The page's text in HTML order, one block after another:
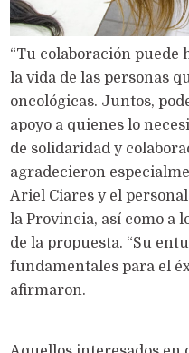
“Tu colaboración
la vida de las personas
oncológicas. Juntos,
apoyo a quienes lo
de solidaridad y
agradecieron
Ariel Ciares y el
la Provincia, así como a
de la propuesta. “Su
fundamentales para el
afirmaron.